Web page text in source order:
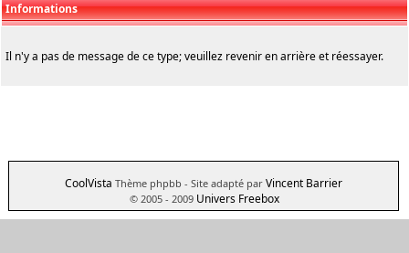
Informations
Il n'y a pas de message de ce type; veuillez revenir en arrière et réessayer.
CoolVista Thème phpbb - Site adapté par Vincent Barrier
© 2005 - 2009 Univers Freebox